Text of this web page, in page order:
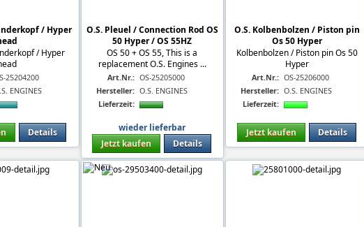
/ Hyper
/ Hyper
25204200
ENGINES
Details
O.S. Pleuel / Connection Rod OS
50 Hyper / OS 55HZ
OS 50 + OS 55, This is a
replacement O.S. Engines ...
Art.Nr.: OS-25205000
Hersteller: O.S. ENGINES
Lieferzeit:
wieder lieferbar
Jetzt kaufen
Details
O.S. Kolbenbolzen / Piston pin
Os 50 Hyper
Kolbenbolzen / Piston pin Os 50
Hyper
Art.Nr.: OS-25206000
Hersteller: O.S. ENGINES
Lieferzeit:
Jetzt kaufen Details